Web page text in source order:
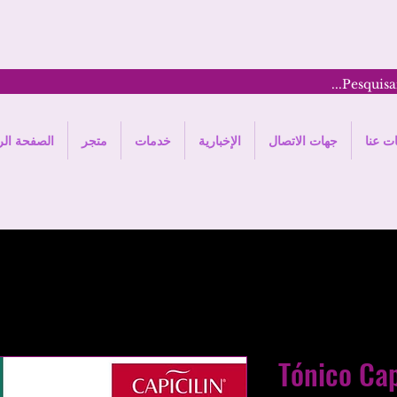
الصفحة متجر خدمات الإخبارية جهات الاتصال عنا
Tónico